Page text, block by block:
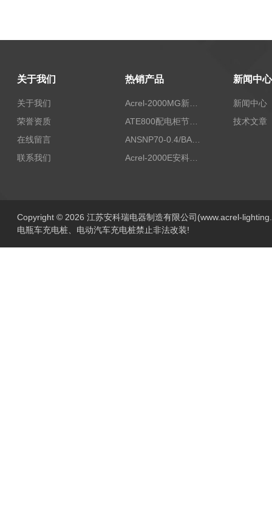
关于我们
关于我们
荣誉资质
在线留言
联系我们
热销产品
Acrel-2000MG新能源消纳安科瑞微电网能量管理系统
ATE800配电柜节点无线测温/表带捆绑/无源感应取电
ANSNP70-0.4/BANSNP中线安防保护器 治理三相不平衡
Acrel-2000E安科瑞Acrel配电室综合监控系统
新闻中心
新闻中心
技术文章
Copyright © 2026 江苏安科瑞电器制造有限公司(www.acrel-
电瓶车充电桩、电动汽车充电桩禁止非法改装!